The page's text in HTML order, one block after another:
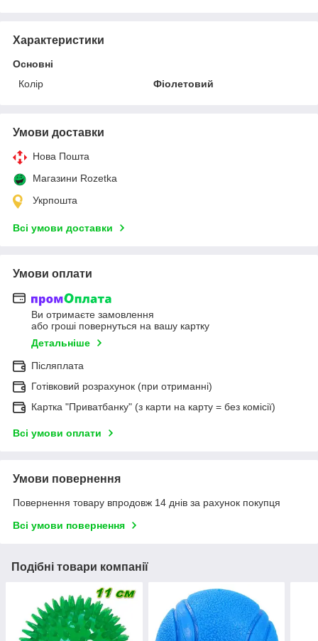
Характеристики
Основні
Колір
Фіолетовий
Умови доставки
Нова Пошта
Магазини Rozetka
Укрпошта
Всі умови доставки
Умови оплати
Ви отримаєте замовлення
або гроші повернуться на вашу картку
Детальніше
Післяплата
Готівковий розрахунок (при отриманні)
Картка "Приватбанку" (з карти на карту = без комісії)
Всі умови оплати
Умови повернення
Повернення товару впродовж 14 днів за рахунок покупця
Всі умови повернення
Подібні товари компанії